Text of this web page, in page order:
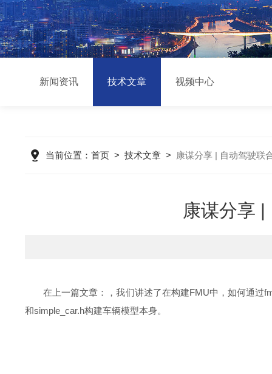
新闻资讯 技术文章 视频中心
当前位置： 首页> 技术文章> 康谋分享 | 自动驾驶
康谋分享
在上一篇文章：，我们讲述了在构建FMU中，如何通过
和simple_car.h构建车辆模型本身。